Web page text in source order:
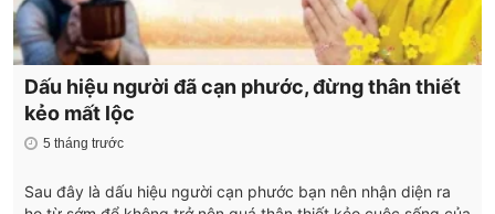
Dấu hiệu người đã cạn phước, đừng thân thiết
kẻo mất lộc
5 tháng trước
Sau đây là dấu hiệu người cạn phước bạn nên nhận diện ra